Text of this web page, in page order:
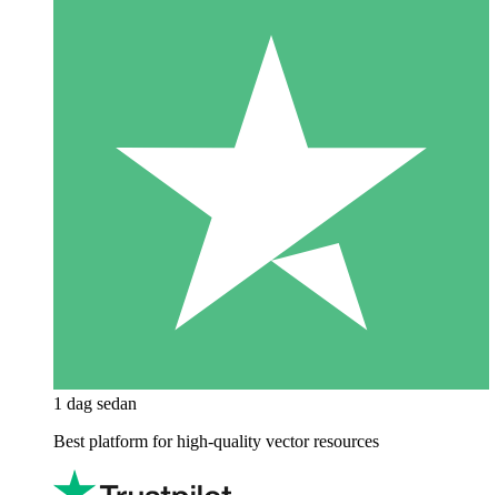
1 dag sedan
Best platform for high-quality vector resources